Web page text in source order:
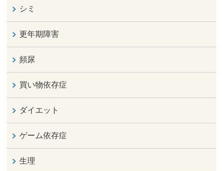
シミ
更年期障害
頻尿
買い物依存症
ダイエット
ゲーム依存症
生理